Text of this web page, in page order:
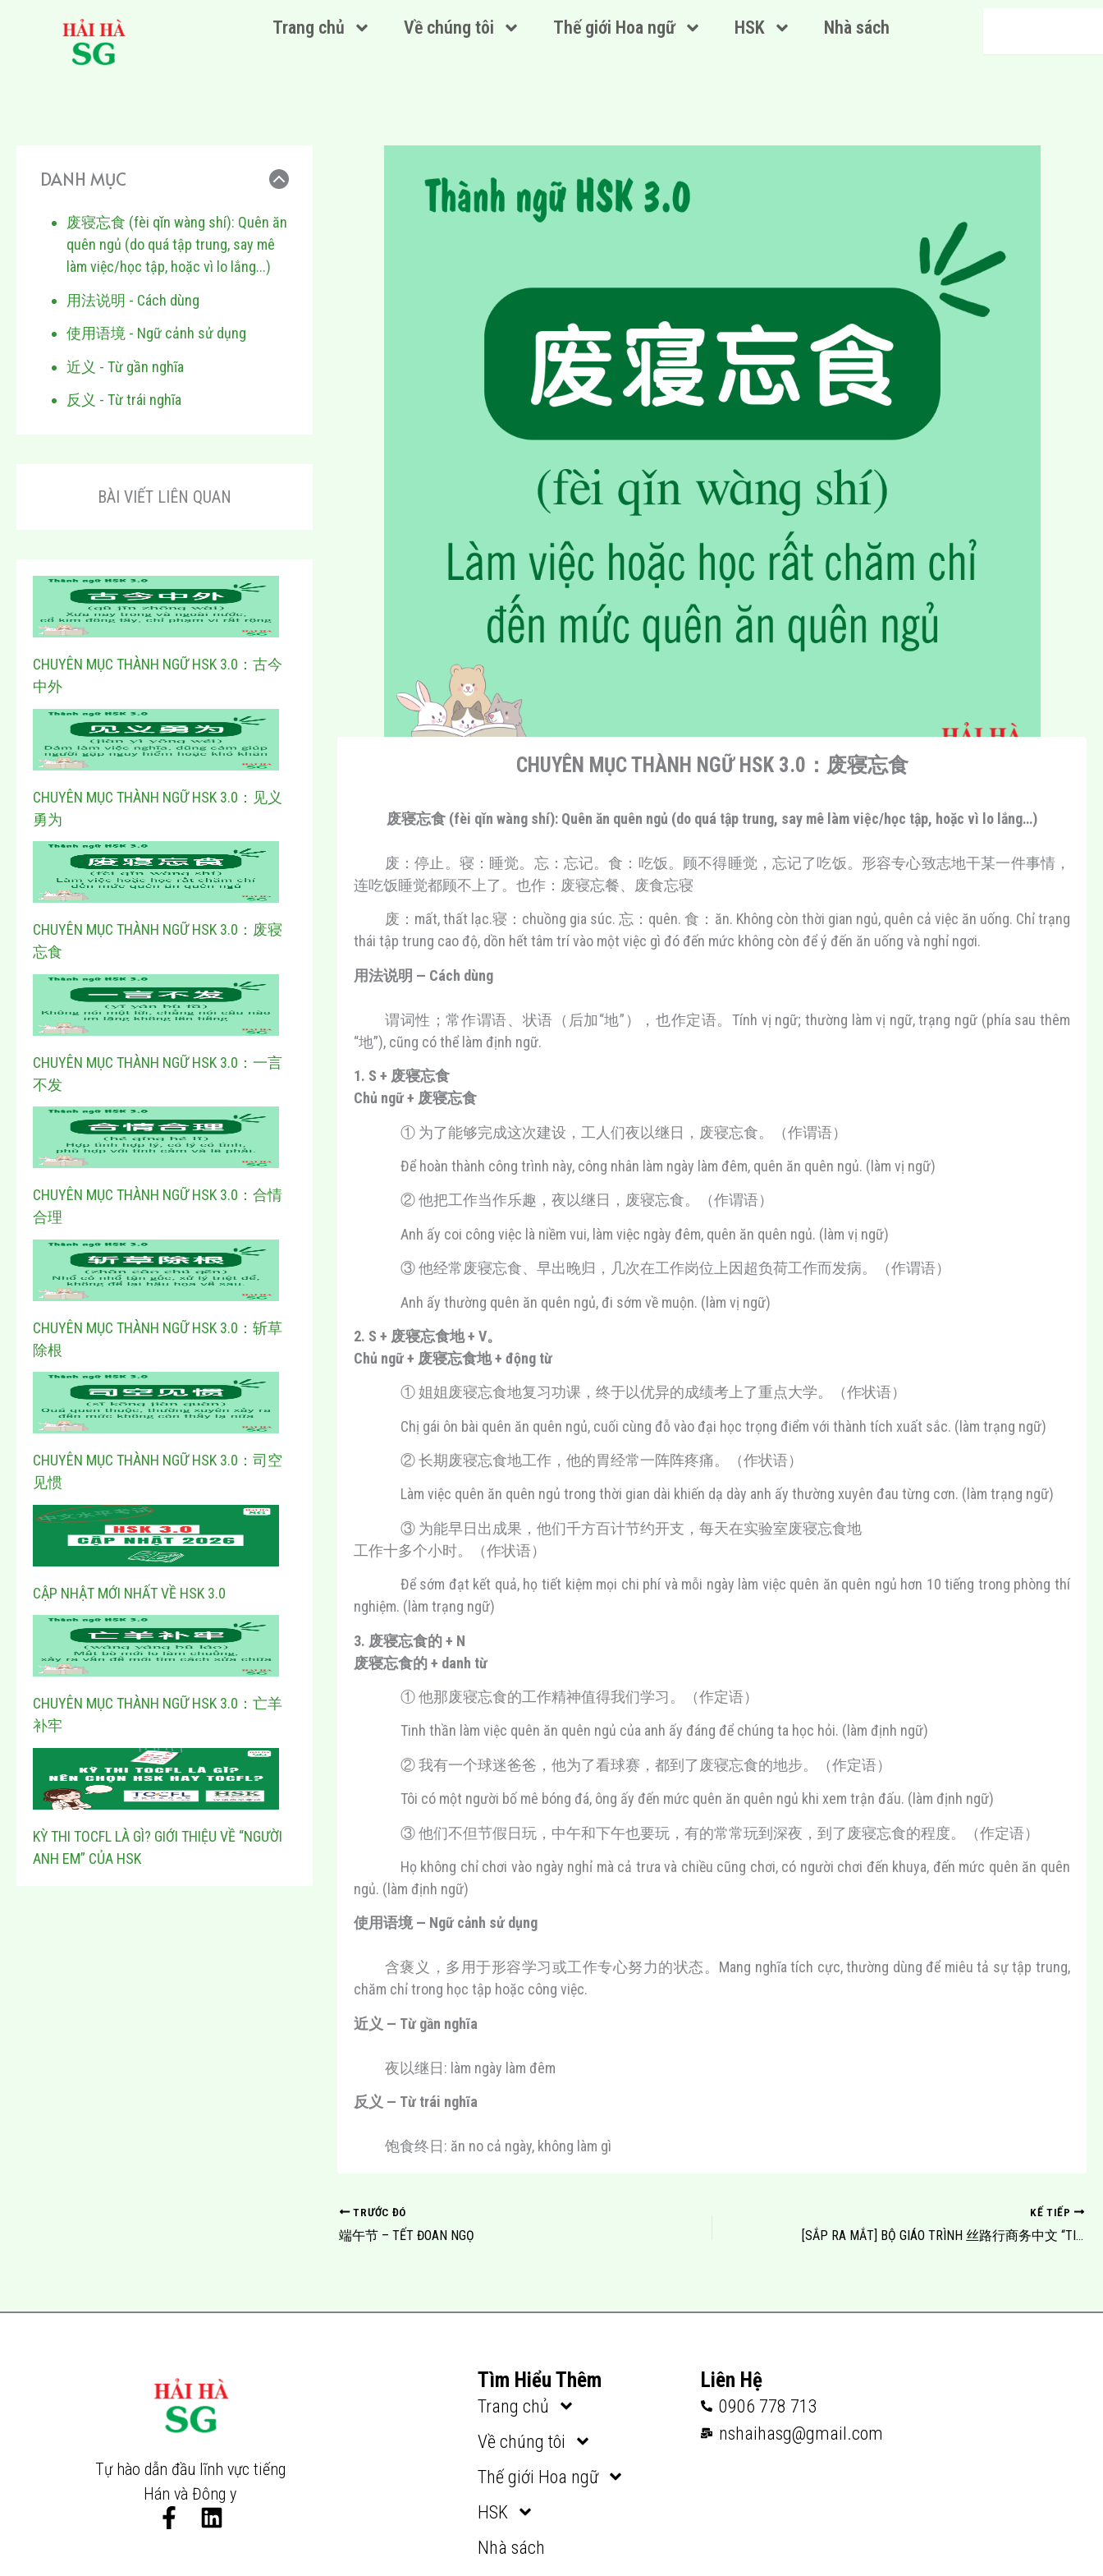
Trang chủ Về chúng tôi Thế giới Hoa ngữ HSK Nhà sách
DANH MỤC
废寝忘食 (fèi qǐn wàng shí): Quên ăn
quên ngủ (do quá tập trung, say mê
làm việc/học tập, hoặc vì lo lắng...)
用法说明 - Cách dùng
使用语境 - Ngữ cảnh sử dụng
近义 - Từ gần nghĩa
反义 - Từ trái nghĩa
BÀI VIẾT LIÊN QUAN
CHUYÊN MỤC THÀNH NGỮ HSK 3.0：古今
中外
CHUYÊN MỤC THÀNH NGỮ HSK 3.0：见义
勇为
CHUYÊN MỤC THÀNH NGỮ HSK 3.0：废寝
忘食
CHUYÊN MỤC THÀNH NGỮ HSK 3.0：一言
不发
CHUYÊN MỤC THÀNH NGỮ HSK 3.0：合情
合理
CHUYÊN MỤC THÀNH NGỮ HSK 3.0：斩草
除根
CHUYÊN MỤC THÀNH NGỮ HSK 3.0：司空
见惯
CẬP NHẬT MỚI NHẤT VỀ HSK 3.0
CHUYÊN MỤC THÀNH NGỮ HSK 3.0：亡羊
补牢
KỲ THI TOCFL LÀ GÌ? GIỚI THIỆU VỀ “NGƯỜI
ANH EM” CỦA HSK
CHUYÊN MỤC THÀNH NGỮ HSK 3.0：废寝忘食
废寝忘食 (fèi qǐn wàng shí): Quên ăn quên ngủ (do quá tập trung, say mê làm việc/học tập, hoặc vì lo lắng…)
废：停止。寝：睡觉。忘：忘记。食：吃饭。顾不得睡觉，忘记了吃饭。形容专心致志地干某一件事情，
连吃饭睡觉都顾不上了。也作：废寝忘餐、废食忘寝
废：mất, thất lạc.寝：chuồng gia súc. 忘：quên. 食：ăn. Không còn thời gian ngủ, quên cả việc ăn uống. Chỉ trạng
thái tập trung cao độ, dồn hết tâm trí vào một việc gì đó đến mức không còn để ý đến ăn uống và nghỉ ngơi.
用法说明 — Cách dùng
谓词性；常作谓语、状语（后加“地”），也作定语。Tính vị ngữ; thường làm vị ngữ, trạng ngữ (phía sau thêm
“地”), cũng có thể làm định ngữ.
1. S + 废寝忘食
Chủ ngữ + 废寝忘食
① 为了能够完成这次建设，工人们夜以继日，废寝忘食。（作谓语）
Để hoàn thành công trình này, công nhân làm ngày làm đêm, quên ăn quên ngủ. (làm vị ngữ)
② 他把工作当作乐趣，夜以继日，废寝忘食。（作谓语）
Anh ấy coi công việc là niềm vui, làm việc ngày đêm, quên ăn quên ngủ. (làm vị ngữ)
③ 他经常废寝忘食、早出晚归，几次在工作岗位上因超负荷工作而发病。（作谓语）
Anh ấy thường quên ăn quên ngủ, đi sớm về muộn. (làm vị ngữ)
2. S + 废寝忘食地 + V。
Chủ ngữ + 废寝忘食地 + động từ
① 姐姐废寝忘食地复习功课，终于以优异的成绩考上了重点大学。（作状语）
Chị gái ôn bài quên ăn quên ngủ, cuối cùng đỗ vào đại học trọng điểm với thành tích xuất sắc. (làm trạng ngữ)
② 长期废寝忘食地工作，他的胃经常一阵阵疼痛。（作状语）
Làm việc quên ăn quên ngủ trong thời gian dài khiến dạ dày anh ấy thường xuyên đau từng cơn. (làm trạng ngữ)
③ 为能早日出成果，他们千方百计节约开支，每天在实验室废寝忘食地
工作十多个小时。（作状语）
Để sớm đạt kết quả, họ tiết kiệm mọi chi phí và mỗi ngày làm việc quên ăn quên ngủ hơn 10 tiếng trong phòng thí
nghiệm. (làm trạng ngữ)
3. 废寝忘食的 + N
废寝忘食的 + danh từ
① 他那废寝忘食的工作精神值得我们学习。（作定语）
Tinh thần làm việc quên ăn quên ngủ của anh ấy đáng để chúng ta học hỏi. (làm định ngữ)
② 我有一个球迷爸爸，他为了看球赛，都到了废寝忘食的地步。（作定语）
Tôi có một người bố mê bóng đá, ông ấy đến mức quên ăn quên ngủ khi xem trận đấu. (làm định ngữ)
③ 他们不但节假日玩，中午和下午也要玩，有的常常玩到深夜，到了废寝忘食的程度。（作定语）
Họ không chỉ chơi vào ngày nghỉ mà cả trưa và chiều cũng chơi, có người chơi đến khuya, đến mức quên ăn quên
ngủ. (làm định ngữ)
使用语境 — Ngữ cảnh sử dụng
含褒义，多用于形容学习或工作专心努力的状态。Mang nghĩa tích cực, thường dùng để miêu tả sự tập trung,
chăm chỉ trong học tập hoặc công việc.
近义 — Từ gần nghĩa
夜以继日: làm ngày làm đêm
反义 — Từ trái nghĩa
饱食终日: ăn no cả ngày, không làm gì
TRƯỚC ĐÓ
端午节 – TẾT ĐOAN NGỌ
KẾ TIẾP
[SẮP RA MẮT] BỘ GIÁO TRÌNH 丝路行商务中文 “TIẾNG TRUNG THƯƠNG MẠI: HÀNH TRÌNH CON ĐƯỜNG TƠ LỤA”
Tự hào dẫn đầu lĩnh vực tiếng
Hán và Đông y
F
L
Tìm Hiểu Thêm
Trang chủ
Về chúng tôi
Thế giới Hoa ngữ
HSK
Nhà sách
Liên Hệ
0906 778 713
nshaihasg@gmail.com